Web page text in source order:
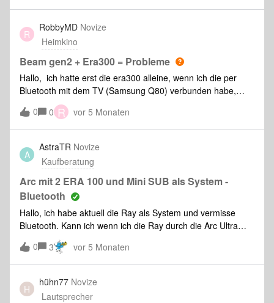
zueinander und könnte ich durch die Kombination den Sub 1
nutzen ?
R
RobbyMD Novize
Heimkino
Beam gen2 + Era300 = Probleme
Hallo, ich hatte erst die era300 alleine, wenn ich die per
Bluetooth mit dem TV (Samsung Q80) verbunden habe,
gabs schon immer Aussetzer. Nun hab ich mir die beam
gen 2 dazugeholt und nun wurde es noch schlimmer. Ich
dachte eigentlich es geht dadurch weg. Laut gemini hab ich
am pyür router alles versucht was er so vorgeschlagen hat,
aber es war nicht möglich die beam in das 5ghz netz zu
bringen. Auch die Einstellungen für das 2,4ghz netz haben
es nicht verbessert. Wenn ich nur musik streame hab ich
das problem nicht. Nun hab ich ja heute den ganzen tag hier
auch kein truplay mehr. Ist jetzt alles im arsch oder was ?
Ich meine der kram kostet so n Haufen Geld und nervt nur
ab. Bin kurz davor alles zurück zu bringen
0 0 R vor 5 Monaten
A
AstraTR Novize
Kaufberatung
Arc mit 2 ERA 100 und Mini SUB als System -
Bluetooth
Hallo, ich habe aktuell die Ray als System und vermisse
Bluetooth. Kann ich wenn ich die Ray durch die Arc Ultra
austausche das System mit Bluetooth nutzen?
0 3 vor 5 Monaten
H
hühn77 Novize
Lautsprecher